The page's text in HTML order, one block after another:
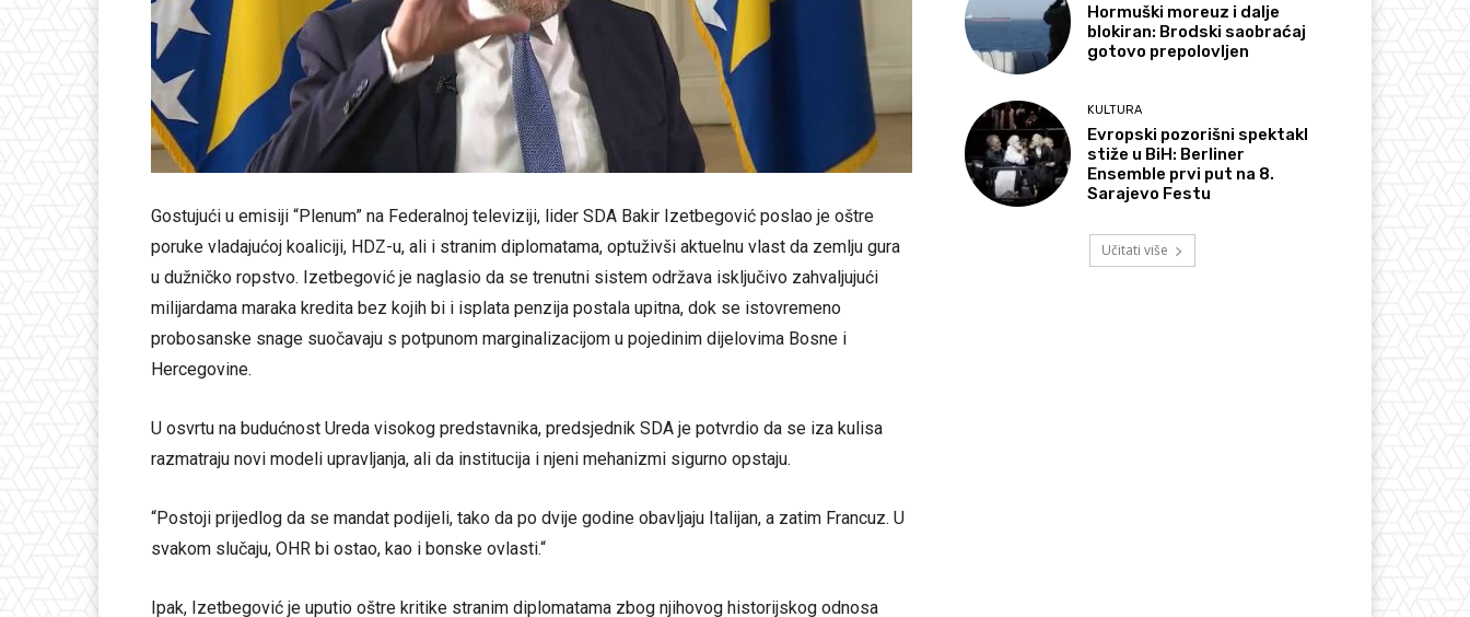
Gostujući u emisiji “Plenum” na Federalnoj televiziji, lider SDA Bakir Izetbegović poslao je oštre
poruke vladajućoj koaliciji, HDZ-u, ali i stranim diplomatama, optuživši aktuelnu vlast da zemlju gura
u dužničko ropstvo. Izetbegović je naglasio da se trenutni sistem održava isključivo zahvaljujući
milijardama maraka kredita bez kojih bi i isplata penzija postala upitna, dok se istovremeno
probosanske snage suočavaju s potpunom marginalizacijom u pojedinim dijelovima Bosne i
Hercegovine.
U osvrtu na budućnost Ureda visokog predstavnika, predsjednik SDA je potvrdio da se iza kulisa
razmatraju novi modeli upravljanja, ali da institucija i njeni mehanizmi sigurno opstaju.
“Postoji prijedlog da se mandat podijeli, tako da po dvije godine obavljaju Italijan, a zatim Francuz. U
svakom slučaju, OHR bi ostao, kao i bonske ovlasti.“
Ipak, Izetbegović je uputio oštre kritike stranim diplomatama zbog njihovog historijskog odnosa
Hormuški moreuz i dalje
blokiran: Brodski saobraćaj
gotovo prepolovljen
KULTURA
Evropski pozorišni spektakl
stiže u BiH: Berliner
Ensemble prvi put na 8.
Sarajevo Festu
Učitati više